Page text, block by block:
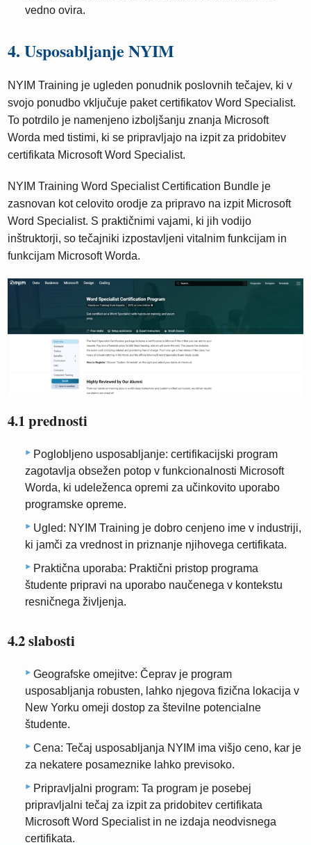
vedno ovira.
4. Usposabljanje NYIM
NYIM Training je ugleden ponudnik poslovnih tečajev, ki v
svojo ponudbo vključuje paket certifikatov Word Specialist.
To potrdilo je namenjeno izboljšanju znanja Microsoft
Worda med tistimi, ki se pripravljajo na izpit za pridobitev
certifikata Microsoft Word Specialist.
NYIM Training Word Specialist Certification Bundle je
zasnovan kot celovito orodje za pripravo na izpit Microsoft
Word Specialist. S praktičnimi vajami, ki jih vodijo
inštruktorji, so tečajniki izpostavljeni vitalnim funkcijam in
funkcijam Microsoft Worda.
4.1 prednosti
Poglobljeno usposabljanje: certifikacijski program
zagotavlja obsežen potop v funkcionalnosti Microsoft
Worda, ki udeleženca opremi za učinkovito uporabo
programske opreme.
Ugled: NYIM Training je dobro cenjeno ime v industriji,
ki jamči za vrednost in priznanje njihovega certifikata.
Praktična uporaba: Praktični pristop programa
študente pripravi na uporabo naučenega v kontekstu
resničnega življenja.
4.2 slabosti
Geografske omejitve: Čeprav je program
usposabljanja robusten, lahko njegova fizična lokacija v
New Yorku omeji dostop za številne potencialne
študente.
Cena: Tečaj usposabljanja NYIM ima višjo ceno, kar je
za nekatere posameznike lahko previsoko.
Pripravljalni program: Ta program je posebej
pripravljalni tečaj za izpit za pridobitev certifikata
Microsoft Word Specialist in ne izdaja neodvisnega
certifikata.